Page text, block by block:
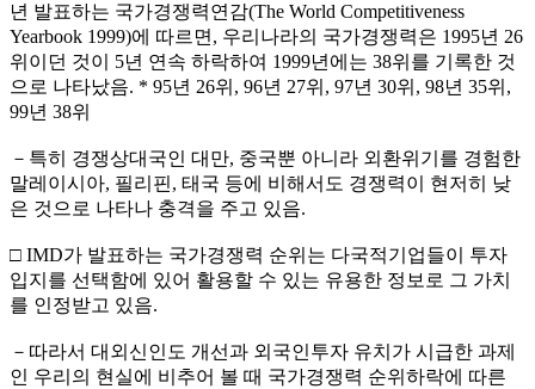
년 발표하는 국가경쟁력연감(The World Competitiveness
Yearbook 1999)에 따르면, 우리나라의 국가경쟁력은 1995년 26
위이던 것이 5년 연속 하락하여 1999년에는 38위를 기록한 것
으로 나타났음. * 95년 26위, 96년 27위, 97년 30위, 98년 35위,
99년 38위
－특히 경쟁상대국인 대만, 중국뿐 아니라 외환위기를 경험한
말레이시아, 필리핀, 태국 등에 비해서도 경쟁력이 현저히 낮
은 것으로 나타나 충격을 주고 있음.
□ IMD가 발표하는 국가경쟁력 순위는 다국적기업들이 투자
입지를 선택함에 있어 활용할 수 있는 유용한 정보로 그 가치
를 인정받고 있음.
－따라서 대외신인도 개선과 외국인투자 유치가 시급한 과제
인 우리의 현실에 비추어 볼 때 국가경쟁력 순위하락에 따른